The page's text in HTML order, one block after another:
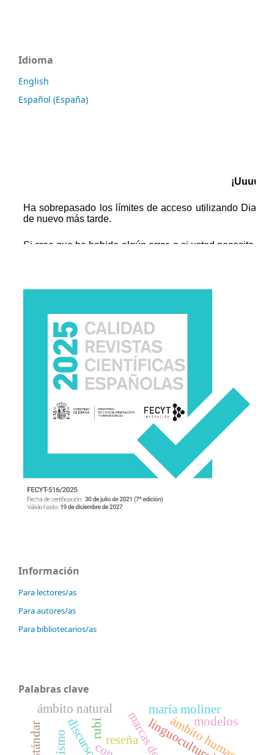
Idioma
English
Español (España)
Información
Para lectores/as
Para autores/as
Para bibliotecarios/as
Palabras clave
ámbito natural
ámbito humano
maría moliner
reseña
modelos
rubí